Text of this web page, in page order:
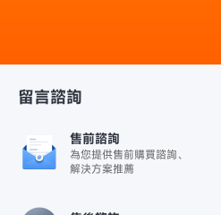
留言諮詢
售前諮詢
為您提供售前購買諮詢、
解決方案推薦